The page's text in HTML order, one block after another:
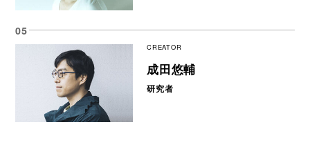
CREATOR
成田悠輔
研究者